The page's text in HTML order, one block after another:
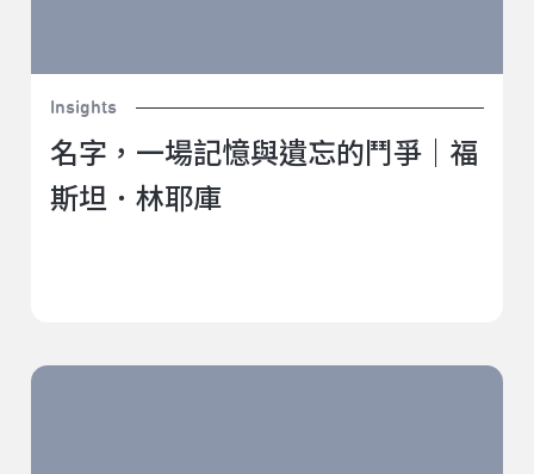
Insights
名字，一場記憶與遺忘的鬥爭｜福
斯坦．林耶庫
在Uber發明之前 南非最前衛祖魯人力車夫